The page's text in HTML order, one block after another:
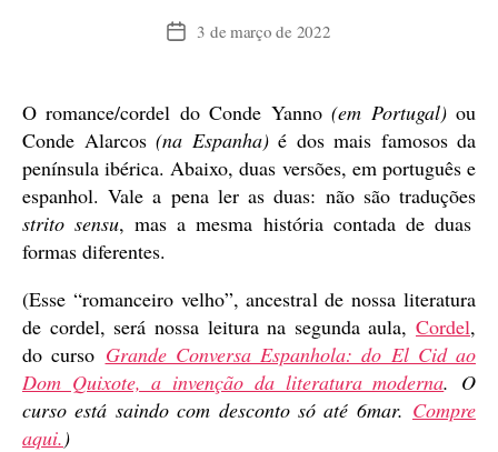
Data3 de março de 2022
O romance/cordel do Conde Yanno(em Portugal)ou
Conde Alarcos (na Espanha)é dos mais famosos da
península ibérica. Abaixo, duas versões, em português e
espanhol. Vale a pena ler as duas: não são traduções
strito sensu, mas a mesma história contada de duas
formas diferentes.
(Esse “romanceiro velho”, ancestral de nossa literatura
de cordel, será nossa leitura na segunda aula, Cordel,
do curso Grande Conversa Espanhola: do El Cid ao
Dom Quixote, a invenção da literatura moderna. O
curso está saindo com desconto só até 6mar. Compre
aqui.)